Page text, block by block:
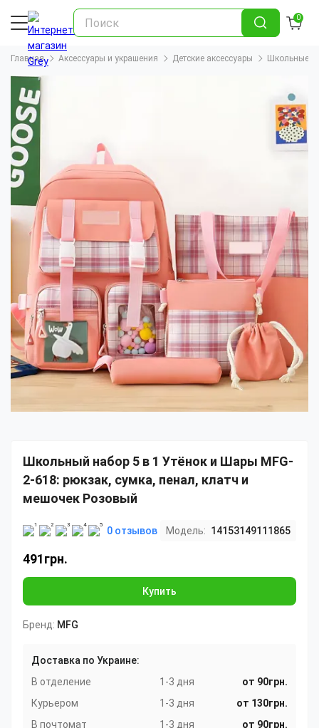
0
Главная Аксессуары и украшения Детские аксессуары Школьные
Школьный набор 5 в 1 Утёнок и Шары MFG-
2-618: рюкзак, сумка, пенал, клатч и
мешочек Розовый
0 отзывов Модель: 14153149111865
491грн.
Купить
Бренд: MFG
Доставка по Украине:
В отделение
1-3 дня
от 90грн.
Курьером
1-3 дня
от 130грн.
В почтомат
1-3 дня от 90грн.